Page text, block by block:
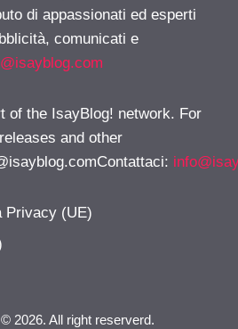
di appassionati ed esperti
comunicati e
of the IsayBlog! network. For
and other
:
Privacy (UE)
2026. All right reserverd.